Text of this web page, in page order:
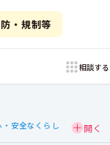
・規制等
相談する
・安全なくらし